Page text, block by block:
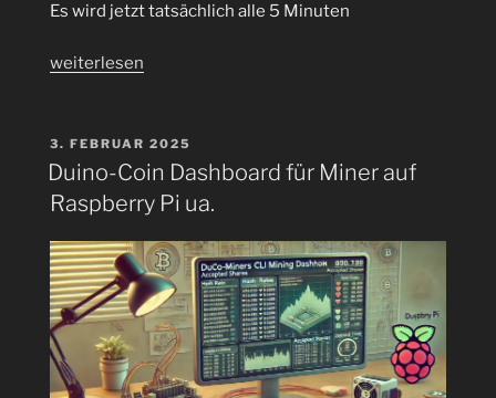
Es wird jetzt tatsächlich alle 5 Minuten
„unMinerable
für
geringe
Hashrate
ESP32
offen“
weiterlesen
VERÖFFENTLICHT
AM
3. FEBRUAR 2025
Duino-Coin Dashboard für Miner auf
Raspberry Pi ua.